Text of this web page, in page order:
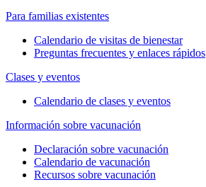
Para familias existentes
Calendario de visitas de bienestar
Preguntas frecuentes y enlaces rápidos
Clases y eventos
Calendario de clases y eventos
Información sobre vacunación
Declaración sobre vacunación
Calendario de vacunación
Recursos sobre vacunación